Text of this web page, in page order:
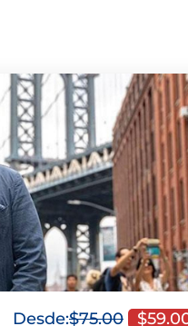
Desde:$75.00 $